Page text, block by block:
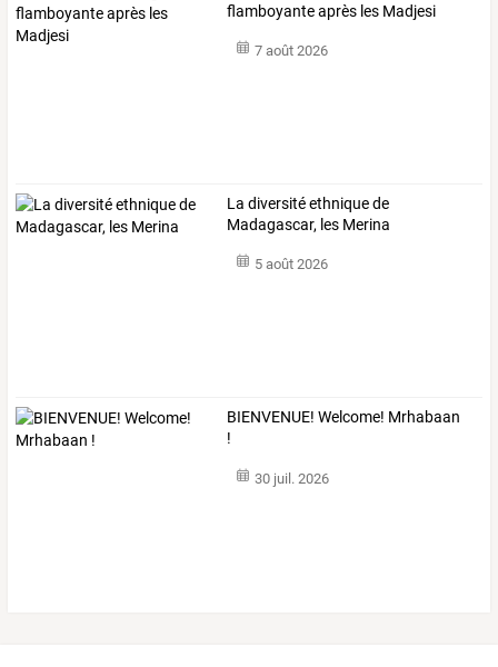
flamboyante après les Madjesi
7 août 2026
La diversité ethnique de
Madagascar, les Merina
5 août 2026
BIENVENUE! Welcome! Mrhabaan
!
30 juil. 2026